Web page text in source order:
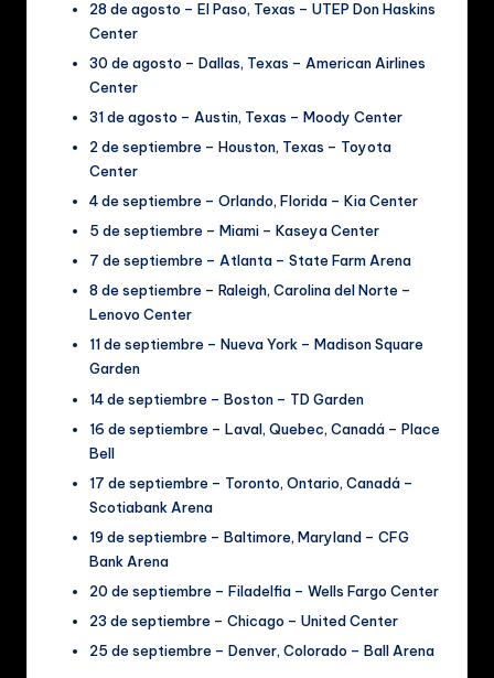
28 de agosto – El Paso, Texas – UTEP Don Haskins
Center
30 de agosto – Dallas, Texas – American Airlines
Center
31 de agosto – Austin, Texas – Moody Center
2 de septiembre – Houston, Texas – Toyota
Center
4 de septiembre – Orlando, Florida – Kia Center
5 de septiembre – Miami – Kaseya Center
7 de septiembre – Atlanta – State Farm Arena
8 de septiembre – Raleigh, Carolina del Norte –
Lenovo Center
11 de septiembre – Nueva York – Madison Square
Garden
14 de septiembre – Boston – TD Garden
16 de septiembre – Laval, Quebec, Canadá – Place
Bell
17 de septiembre – Toronto, Ontario, Canadá –
Scotiabank Arena
19 de septiembre – Baltimore, Maryland – CFG
Bank Arena
20 de septiembre – Filadelfia – Wells Fargo Center
23 de septiembre – Chicago – United Center
25 de septiembre – Denver, Colorado – Ball Arena